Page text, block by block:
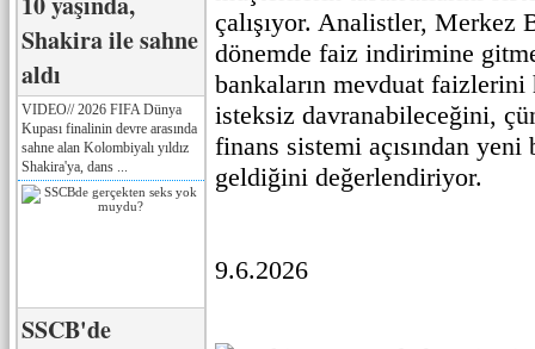
Shakira ile sahne
aldı
VIDEO// 2026 FIFA Dünya
Kupası finalinin devre arasında
sahne alan Kolombiyalı yıldız
Shakira'ya, dans ...
SSCB'de
çalışıyor. Analistler, Merkez
dönemde faiz indirimine
bankaların mevduat faizlerini
isteksiz davranabileceğini,
finans sistemi açısından
geldiğini değerlendiriyor.
9.6.2026